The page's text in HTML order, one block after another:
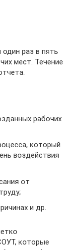
раз в пять
мест. Течение
рабочих
который
воздействия
от
и др.
которые